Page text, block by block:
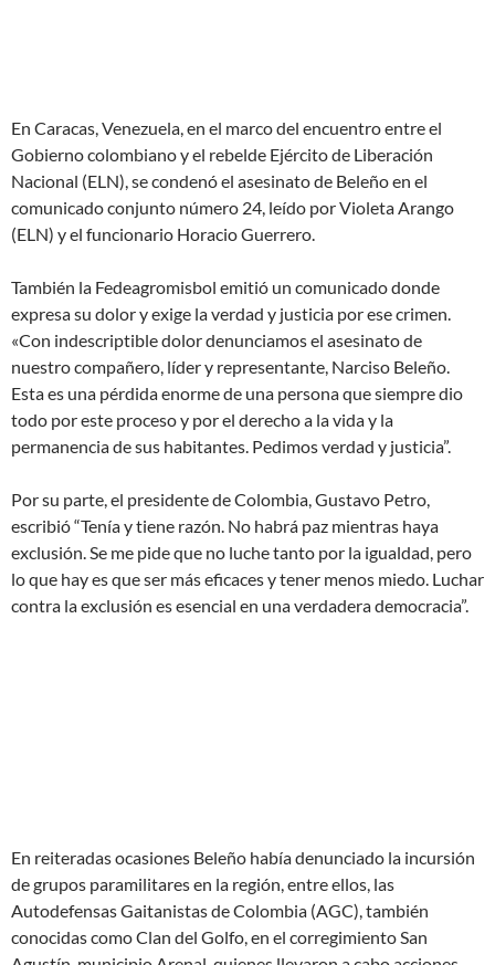
En Caracas, Venezuela, en el marco del encuentro entre el
Gobierno colombiano y el rebelde Ejército de Liberación
Nacional (ELN), se condenó el asesinato de Beleño en el
comunicado conjunto número 24, leído por Violeta Arango
(ELN) y el funcionario Horacio Guerrero.
También la Fedeagromisbol emitió un comunicado donde
expresa su dolor y exige la verdad y justicia por ese crimen.
«Con indescriptible dolor denunciamos el asesinato de
nuestro compañero, líder y representante, Narciso Beleño.
Esta es una pérdida enorme de una persona que siempre dio
todo por este proceso y por el derecho a la vida y la
permanencia de sus habitantes. Pedimos verdad y justicia”.
Por su parte, el presidente de Colombia, Gustavo Petro,
escribió “Tenía y tiene razón. No habrá paz mientras haya
exclusión. Se me pide que no luche tanto por la igualdad, pero
lo que hay es que ser más eficaces y tener menos miedo. Luchar
contra la exclusión es esencial en una verdadera democracia”.
En reiteradas ocasiones Beleño había denunciado la incursión
de grupos paramilitares en la región, entre ellos, las
Autodefensas Gaitanistas de Colombia (AGC), también
conocidas como Clan del Golfo, en el corregimiento San